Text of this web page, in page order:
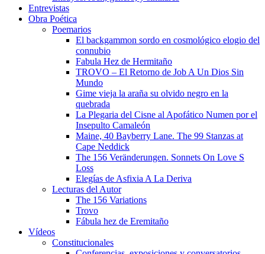
Entrevistas
Obra Poética
Poemarios
El backgammon sordo en cosmológico elogio del
connubio
Fabula Hez de Hermitaño
TROVO – El Retorno de Job A Un Dios Sin
Mundo
Gime vieja la araña su olvido negro en la
quebrada
La Plegaria del Cisne al Apofático Numen por el
Insepulto Camaleón
Maine, 40 Bayberry Lane. The 99 Stanzas at
Cape Neddick
The 156 Veränderungen. Sonnets On Love S
Loss
Elegías de Asfixia A La Deriva
Lecturas del Autor
The 156 Variations
Trovo
Fábula hez de Eremitaño
Vídeos
Constitucionales